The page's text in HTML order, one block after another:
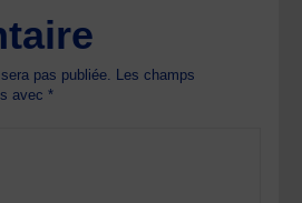
pas publiée. Les champs
avec*